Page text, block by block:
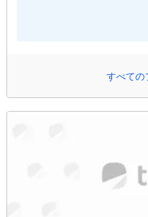
すべての